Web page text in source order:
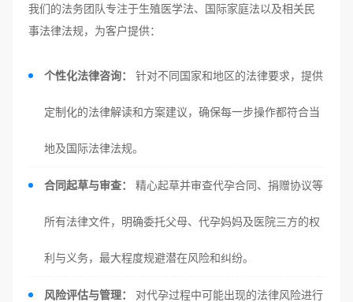
我们的法务团队专注于生殖医学法、国际家庭法以及相关民
事法律法规，为客户提供：
个性化法律咨询： 针对不同国家和地区的法律要求，提供
定制化的法律解读和方案建议，确保每一步操作都符合当
地及国际法律法规。
合同起草与审查： 精心起草并审查代孕合同、捐赠协议等
所有法律文件，明确委托父母、代孕妈妈及医院三方的权
利与义务，最大程度规避潜在风险和纠纷。
风险评估与管理： 对代孕过程中可能出现的法律风险进行